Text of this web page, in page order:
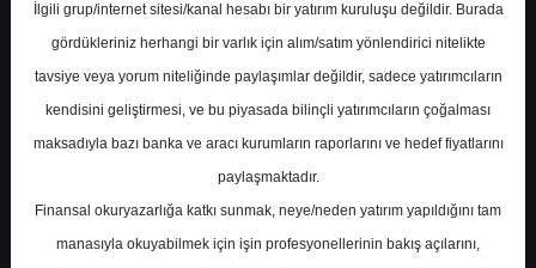
En Yüksek Tahmin 53,90 ₺(%125.33)
En Düşük Tahmin 31,69 ₺(%32.48)
Ortalama Fiyat Tahmini 42,33 ₺
Ortalama Getiri Potansiyeli %76.97
Kurum Sayısı
7
İlgili grup/internet sitesi/kanal hesabı bir yatırım kuruluşu değildir. Burada
gördükleriniz herhangi bir varlık için alım/satım yönlendirici nitelikte
tavsiye veya yorum niteliğinde paylaşımlar değildir, sadece yatırımcıların
kendisini geliştirmesi, ve bu piyasada bilinçli yatırımcıların çoğalması
maksadıyla bazı banka ve aracı kurumların raporlarını ve hedef fiyatlarını
paylaşmaktadır.
Finansal okuryazarlığa katkı sunmak, neye/neden yatırım yapıldığını tam
manasıyla okuyabilmek için işin profesyonellerinin bakış açılarını,